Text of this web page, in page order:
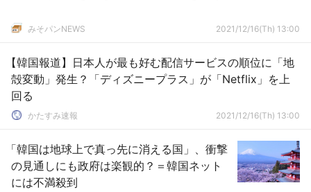
みそパンNEWS 2021/12/16(Th) 13:00
【韓国報道】日本人が最も好む配信サービスの順位に「地
殻変動」発生？「ディズニープラス」が「Netflix」を上
回る
かたすみ速報 2021/12/16(Th) 13:00
「韓国は地球上で真っ先に消える国」、衝撃
の見通しにも政府は楽観的？＝韓国ネット
には不満殺到